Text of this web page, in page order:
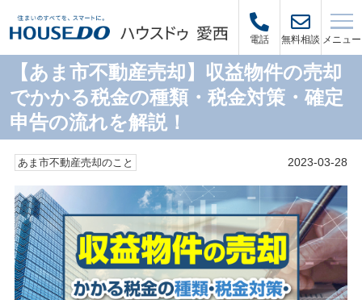
電話 無料相談 メニュー
【あま市不動産売却】収益物件の売却
でかかる税金の種類・税金対策・確定
申告の流れを解説！
あま市不動産売却のこと 2023-03-28